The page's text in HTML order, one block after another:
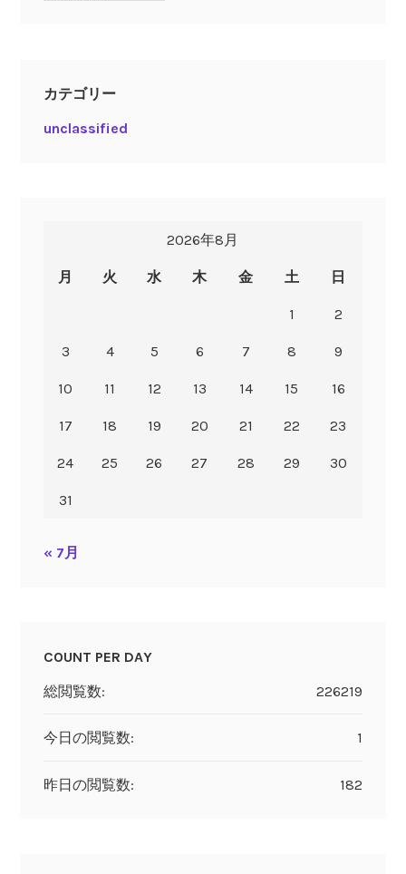
カテゴリー
unclassified
2026年8月
月 火 水 木 金 土 日
1 2
3 4 5 6 7 8 9
10 11 12 13 14 15 16
17 18 19 20 21 22 23
24 25 26 27 28 29 30
31
« 7月
COUNT PER DAY
226219
総閲覧数:
1
今日の閲覧数:
182
昨日の閲覧数: